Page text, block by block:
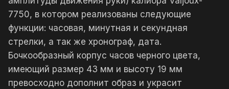
7750, в котором реализованы следующие
функции: часовая, минутная и секундная
стрелки, а так же хронограф, дата.
Бочкообразный корпус часов черного цвета,
имеющий размер 43 мм и высоту 19 мм
превосходно дополнит образ и украсит